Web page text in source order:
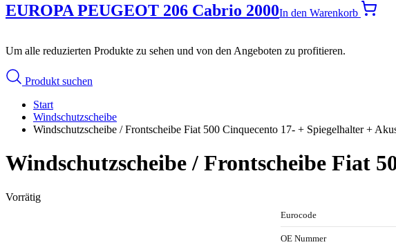
EUROPA PEUGEOT 206 Cabrio 2000In den Warenkorb
Um alle reduzierten Produkte zu sehen und von den Angeboten zu profitieren.
Produkt suchen
Start
Windschutzscheibe
Windschutzscheibe / Frontscheibe Fiat 500 Cinquecento 17- + Spiegelhalter +
Windschutzscheibe / Frontscheibe Fiat
Vorrätig
Eurocode
OE Nummer